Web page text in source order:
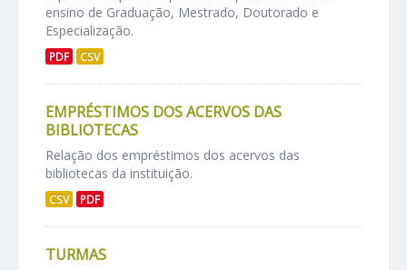
ensino de Graduação, Mestrado, Doutorado e
Especialização.
PDF CSV
EMPRÉSTIMOS DOS ACERVOS DAS
BIBLIOTECAS
Relação dos empréstimos dos acervos das
bibliotecas da instituição.
CSV PDF
TURMAS